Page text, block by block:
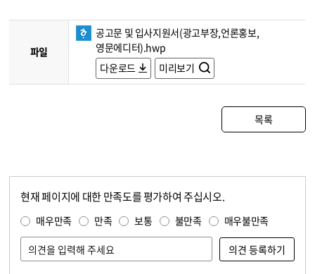
파일
공고문 및 입사지원서(광고부장,언론홍보,
영문에디터).hwp
다운로드
미리보기
목록
현재 페이지에 대한 만족도를 평가하여 주십시오.
매우만족 만족 보통 불만족 매우불만족